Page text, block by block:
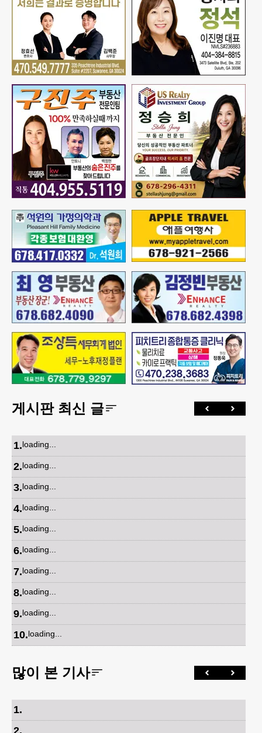
게시판 최신 글
1.loading...
2.loading...
3.loading...
4.loading...
5.loading...
6.loading...
7.loading...
8.loading...
9.loading...
10.loading...
많이 본 기사
1.
2.